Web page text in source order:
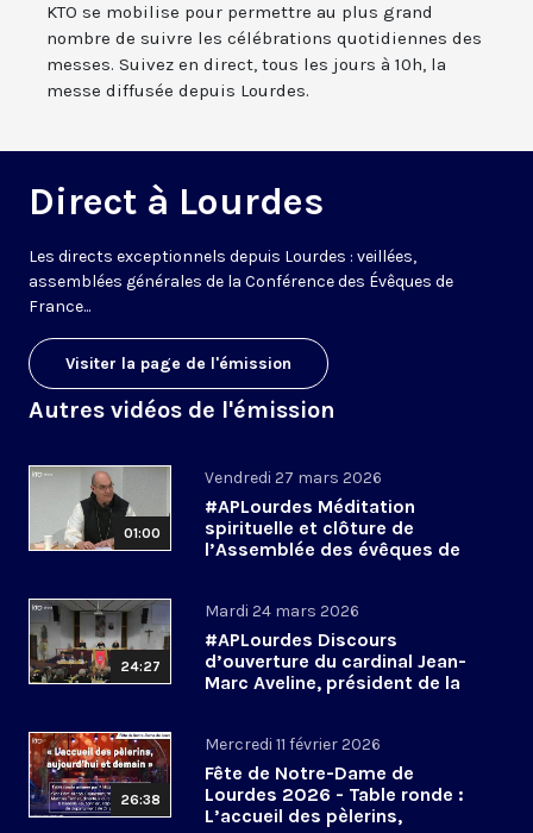
KTO se mobilise pour permettre au plus grand
nombre de suivre les célébrations quotidiennes des
messes. Suivez en direct, tous les jours à 10h, la
messe diffusée depuis Lourdes.
Direct à Lourdes
Les directs exceptionnels depuis Lourdes : veillées,
assemblées générales de la Conférence des Évêques de
France...
Visiter la page de l'émission
Autres vidéos de l'émission
01:00
Vendredi 27 mars 2026
#APLourdes Méditation
spirituelle et clôture de
l’Assemblée des évêques de
24:27
Mardi 24 mars 2026
#APLourdes Discours
d’ouverture du cardinal Jean-
Marc Aveline, président de la
26:38
Mercredi 11 février 2026
Fête de Notre-Dame de
Lourdes 2026 - Table ronde :
L’accueil des pèlerins,